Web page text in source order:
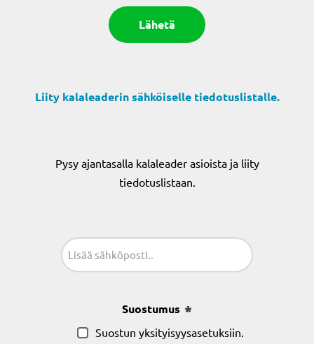
Liity kalaleaderin sähköiselle tiedotuslistalle.
Pysy ajantasalla kalaleader asioista ja liity
tiedotuslistaan.
Sähköposti
Suostumus
Suostun yksityisyysasetuksiin.